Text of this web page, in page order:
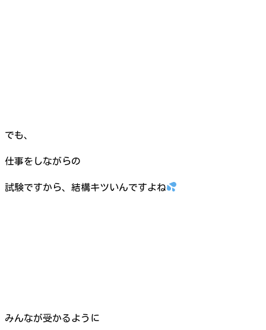
でも、
仕事をしながらの
試験ですから、結構キツいんですよね
みんなが受かるように